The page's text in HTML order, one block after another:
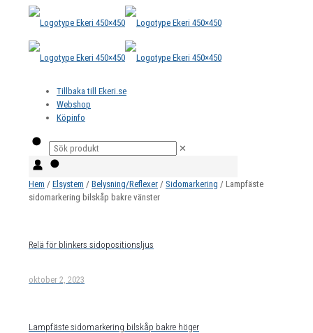
Tillbaka till Ekeri.se
Webshop
Köpinfo
✕
Hem / Elsystem / Belysning/Reflexer / Sidomarkering / Lampfäste
sidomarkering bilskåp bakre vänster
Relä för blinkers sidopositionsljus
oktober 2, 2023
Lampfäste sidomarkering bilskåp bakre höger